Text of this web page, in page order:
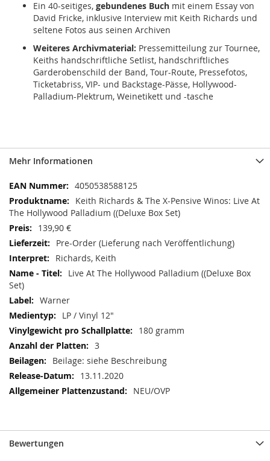
Ein 40-seitiges, gebundenes Buch mit einem Essay von
David Fricke, inklusive Interview mit Keith Richards und
seltene Fotos aus seinen Archiven
Weiteres Archivmaterial: Pressemitteilung zur Tournee,
Keiths handschriftliche Setlist, handschriftliches
Garderobenschild der Band, Tour-Route, Pressefotos,
Ticketabriss, VIP- und Backstage-Pässe, Hollywood-
Palladium-Plektrum, Weinetikett und -tasche
Mehr Informationen
Mehr
Informationen
4050538588125
Keith Richards & The X-Pensive Winos: Live At
The Hollywood Palladium ((Deluxe Box Set)
139,90 €
Pre-Order (Lieferung nach Veröffentlichung)
Richards, Keith
Live At The Hollywood Palladium ((Deluxe Box
Set)
Warner
LP / Vinyl 12"
180 gramm
3
Beilage: siehe Beschreibung
13.11.2020
NEU/OVP
Bewertungen